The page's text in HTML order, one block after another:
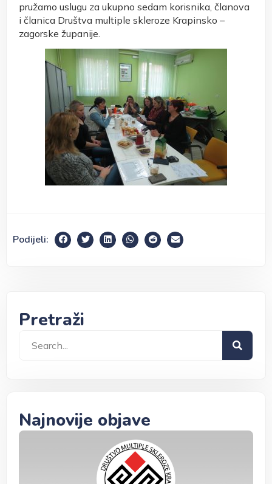
pružamo uslugu za ukupno sedam korisnika, članova
i članica Društva multiple skleroze Krapinsko –
zagorske županije.
Podijeli:
Pretraži
Najnovije objave